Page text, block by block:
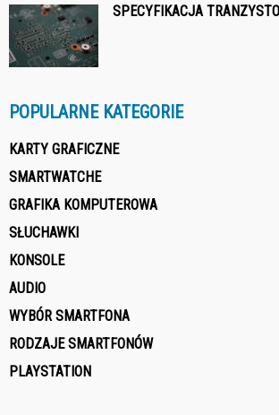
SPECYFIKACJA
POPULARNE KATEGORIE
KARTY GRAFICZNE
SMARTWATCHE
GRAFIKA KOMPUTEROWA
SŁUCHAWKI
KONSOLE
AUDIO
WYBÓR SMARTFONA
RODZAJE SMARTFONÓW
PLAYSTATION